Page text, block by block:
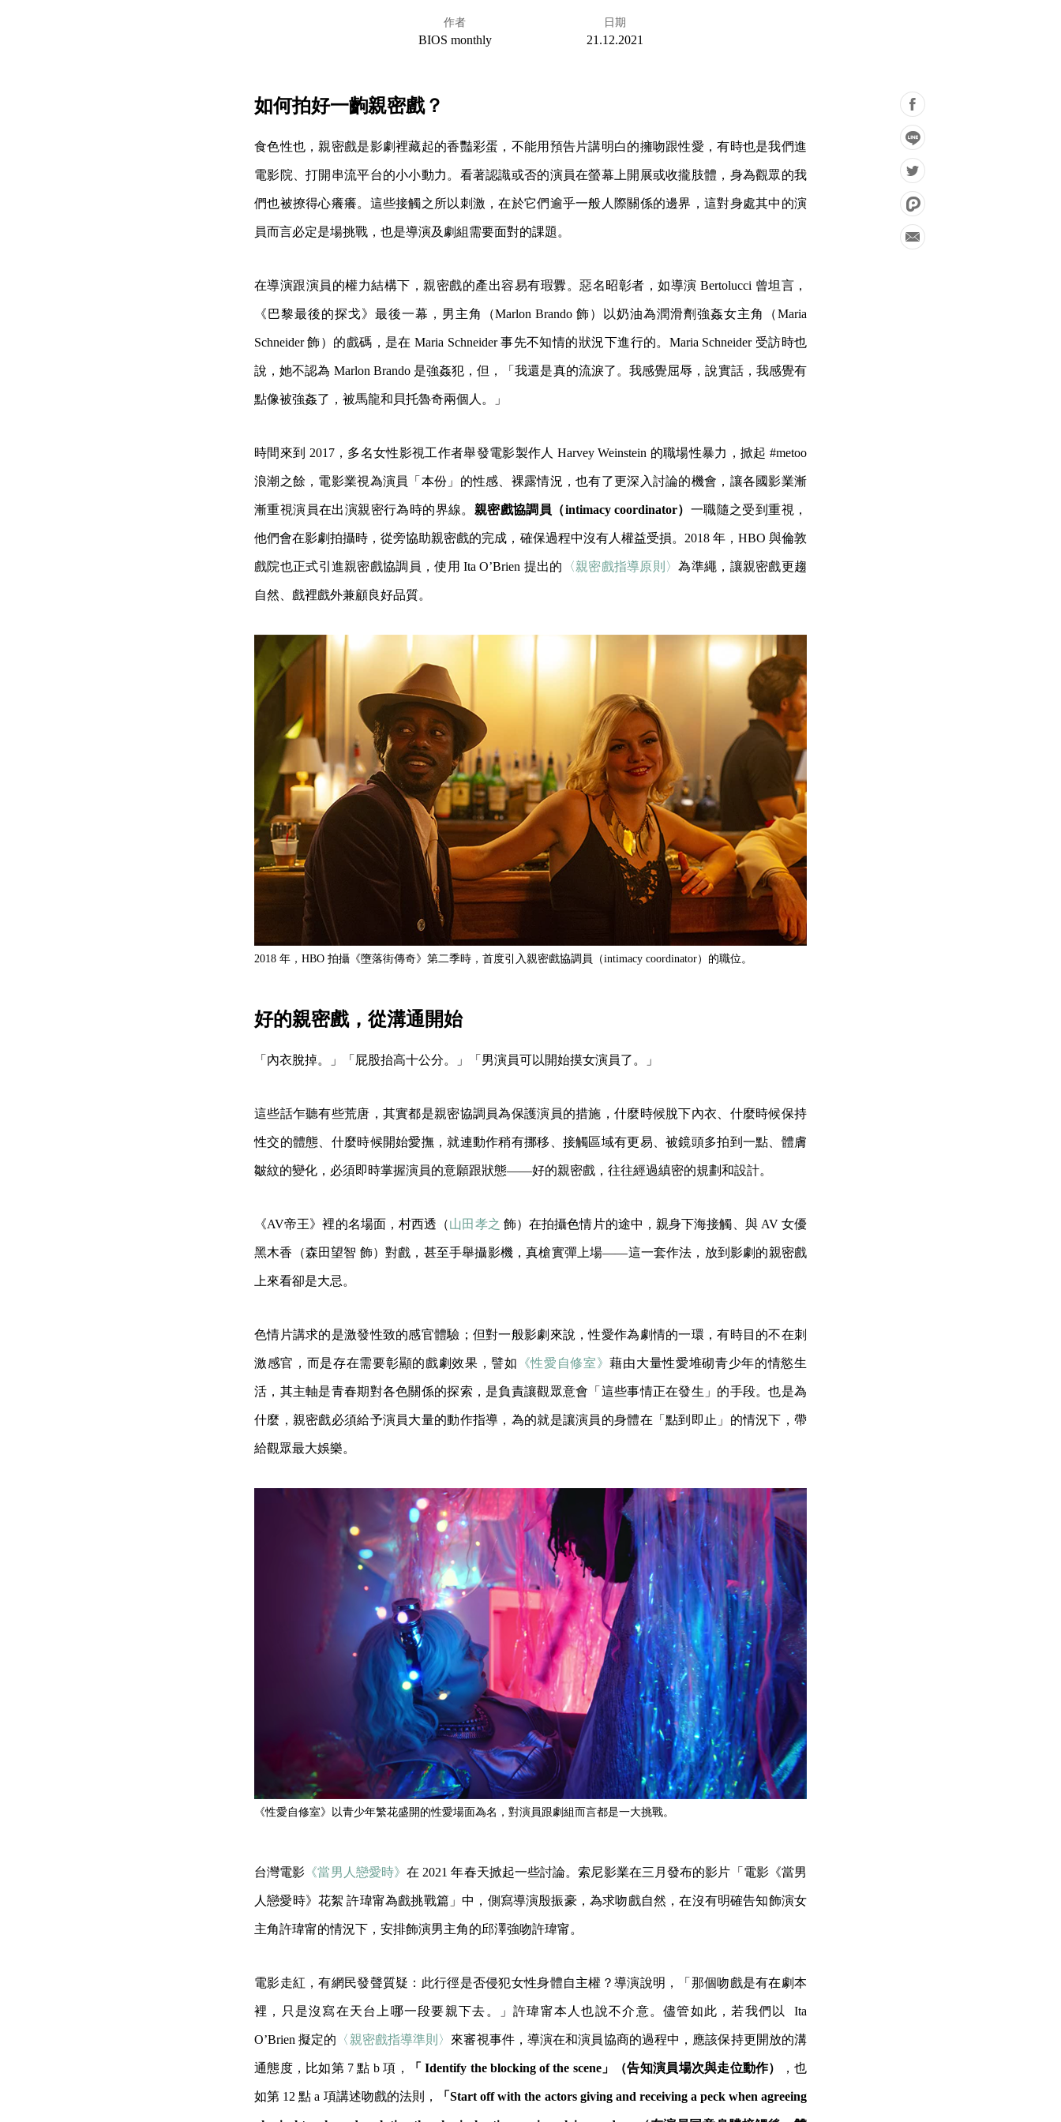
作者
BIOS monthly
日期
21.12.2021
如何拍好一齣親密戲？
食色性也，親密戲是影劇裡藏起的香豔彩蛋，不能用預告片講明白的擁吻跟性愛，有時也是我們進
電影院、打開串流平台的小小動力。看著認識或否的演員在螢幕上開展或收攏肢體，身為觀眾的我
們也被撩得心癢癢。這些接觸之所以刺激，在於它們逾乎一般人際關係的邊界，這對身處其中的演
員而言必定是場挑戰，也是導演及劇組需要面對的課題。
在導演跟演員的權力結構下，親密戲的產出容易有瑕釁。惡名昭彰者，如導演 Bertolucci 曾坦言，
《巴黎最後的探戈》最後一幕，男主角（Marlon Brando 飾）以奶油為潤滑劑強姦女主角（Maria
Schneider 飾）的戲碼，是在 Maria Schneider 事先不知情的狀況下進行的。Maria Schneider 受訪時也
說，她不認為 Marlon Brando 是強姦犯，但，「我還是真的流淚了。我感覺屈辱，說實話，我感覺有
點像被強姦了，被馬龍和貝托魯奇兩個人。」
時間來到 2017，多名女性影視工作者舉發電影製作人 Harvey Weinstein 的職場性暴力，掀起 #metoo
浪潮之餘，電影業視為演員「本份」的性感、裸露情況，也有了更深入討論的機會，讓各國影業漸
漸重視演員在出演親密行為時的界線。 親密戲協調員（intimacy coordinator） 一職隨之受到重視，
他們會在影劇拍攝時，從旁協助親密戲的完成，確保過程中沒有人權益受損。2018 年，HBO 與倫敦
戲院也正式引進親密戲協調員，使用 Ita O’Brien 提出的 〈親密戲指導原則〉為準繩，讓親密戲更趨
自然、戲裡戲外兼顧良好品質。
2018 年，HBO 拍攝《墮落街傳奇》第二季時，首度引入親密戲協調員（intimacy coordinator）的職位。
好的親密戲，從溝通開始
「內衣脫掉。」「屁股抬高十公分。」「男演員可以開始摸女演員了。」
這些話乍聽有些荒唐，其實都是親密協調員為保護演員的措施，什麼時候脫下內衣、什麼時候保持
性交的體態、什麼時候開始愛撫，就連動作稍有挪移、接觸區域有更易、被鏡頭多拍到一點、體膚
皺紋的變化，必須即時掌握演員的意願跟狀態——好的親密戲，往往經過縝密的規劃和設計。
《AV帝王》裡的名場面，村西透（山田孝之 飾）在拍攝色情片的途中，親身下海接觸、與 AV 女優
黑木香（森田望智 飾）對戲，甚至手舉攝影機，真槍實彈上場——這一套作法，放到影劇的親密戲
上來看卻是大忌。
色情片講求的是激發性致的感官體驗；但對一般影劇來說，性愛作為劇情的一環，有時目的不在刺
激感官，而是存在需要彰顯的戲劇效果，譬如 《性愛自修室》藉由大量性愛堆砌青少年的情慾生
活，其主軸是青春期對各色關係的探索，是負責讓觀眾意會「這些事情正在發生」的手段。也是為
什麼，親密戲必須給予演員大量的動作指導，為的就是讓演員的身體在「點到即止」的情況下，帶
給觀眾最大娛樂。
《性愛自修室》以青少年繁花盛開的性愛場面為名，對演員跟劇組而言都是一大挑戰。
台灣電影 《當男人戀愛時》在 2021 年春天掀起一些討論。索尼影業在三月發布的影片「電影《當男
人戀愛時》花絮 許瑋甯為戲挑戰篇」中，側寫導演殷振豪，為求吻戲自然，在沒有明確告知飾演女
主角許瑋甯的情況下，安排飾演男主角的邱澤強吻許瑋甯。
電影走紅，有網民發聲質疑：此行徑是否侵犯女性身體自主權？導演說明，「那個吻戲是有在劇本
裡，只是沒寫在天台上哪一段要親下去。」許瑋甯本人也說不介意。儘管如此，若我們以 Ita
O’Brien 擬定的 〈親密戲指導準則〉 來審視事件，導演在和演員協商的過程中，應該保持更開放的溝
通態度，比如第 7 點 b 項， 「 Identify the blocking of the scene」（告知演員場次與走位動作） ，也
如第 12 點 a 項講述吻戲的法則， 「Start off with the actors giving and receiving a peck when agreeing